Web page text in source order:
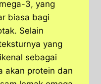
3, yang
biasa bagi
Selain
yang
sebagai
akan protein dan